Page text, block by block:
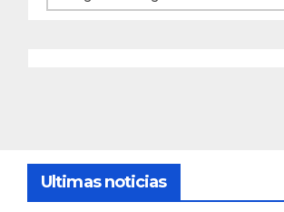
Ultimas noticias